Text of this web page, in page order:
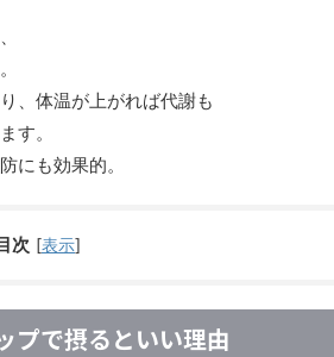
、体温が上がれば代謝も
す。
にも効果的。
次 [表示]
プで摂るといい理由